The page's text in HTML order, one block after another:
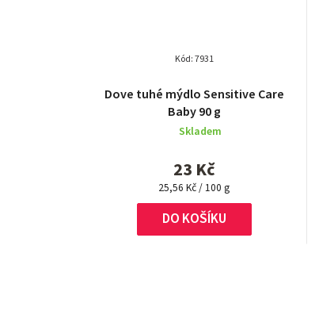
Dove tuhé mýdlo Sensitive Care
Baby 90 g
Skladem
23 Kč
Měrná
cena:
25,56 Kč / 100 g
DO KOŠÍKU
Kód:7931